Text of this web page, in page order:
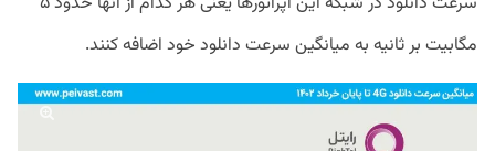
مگابیت بر ثانیه به میانگین سرعت دانلود خود اضافه کنند.